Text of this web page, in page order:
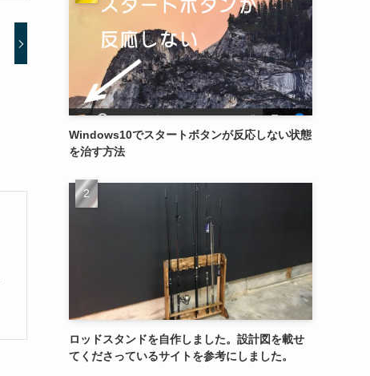
Windows10でスタートボタンが反応しない状態
を治す方法
ロッドスタンドを自作しました。設計図を載せ
てくださっているサイトを参考にしました。